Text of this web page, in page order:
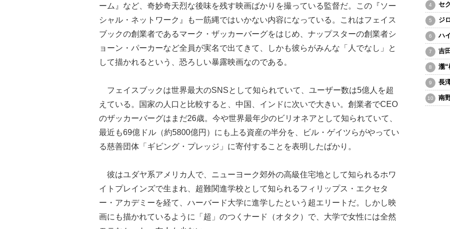
ーム』など、奇妙奇天烈な後味を残す映画ばかりを撮っている監督だ。この『ソー
シャル・ネットワーク』も一筋縄ではいかない内容になっている。これはフェイス
ブックの創業者であるマーク・ザッカーバーグをはじめ、ナップスターの創業者シ
ョーン・パーカーなど全員が実名で出てきて、しかも彼らがみんな「人でなし」と
して描かれるという、恐ろしい暴露映画なのである。
フェイスブックは世界最大のSNSとして知られていて、ユーザー数は5億人を超
えている。国家の人口と比較すると、中国、インドに次いで大きい。創業者でCEO
のザッカーバーグはまだ26歳。今や世界最年少のビリオネアとして知られていて、
最近も69億ドル（約5800億円）にも上る資産の半分を、ビル・ゲイツらがやってい
る慈善団体「ギビング・プレッジ」に寄付することを表明したばかり。
彼はユダヤ系アメリカ人で、ニューヨーク郊外の高級住宅地として知られるホワ
イトプレインズで生まれ、超難関進学校として知られるフィリップス・エクセタ
ー・アカデミーを経て、ハーバード大学に進学したという超エリートだ。しかし映
画にも描かれているように「超」のつくナード（オタク）で、大学で女性には全然
セ
ジ
ハ
吉
瀧“
長
南